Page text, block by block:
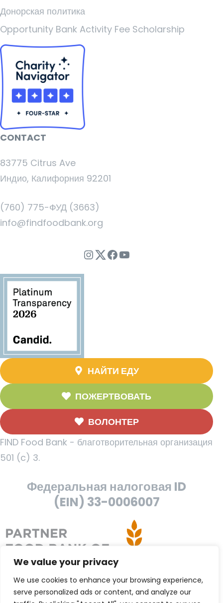
We value your privacy
We use cookies to enhance your browsing experience,
serve personalized ads or content, and analyze our
Донорская политика
Opportunity Bank Activity Fee Scholarship
CONTACT
83775 Citrus Ave
Индио, Калифорния 92201
(760) 775-ФУД (3663)
info@findfoodbank.org
Instagram
Twitter
Facebook
YouTube
НАЙТИ ЕДУ
ПОЖЕРТВОВАТЬ
ВОЛОНТЕР
FIND Food Bank - благотворительная организация
501 (c) 3.
Федеральная налоговая ID
(EIN) 33-0006007